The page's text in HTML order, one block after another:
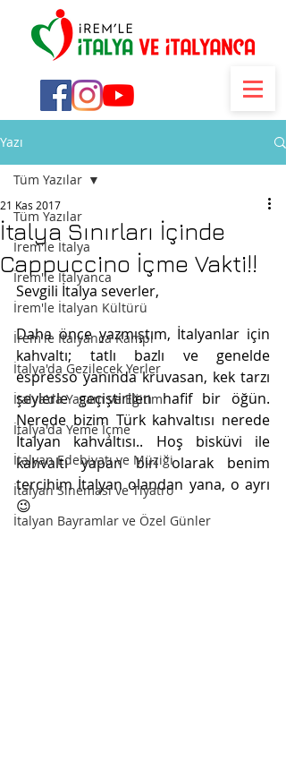
Yazı
Tüm Yazılar
İrem'le İtalya
İrem'le İtalyanca
İrem'le İtalyan Kültürü
İrem'le İtalyanca Kampı
İtalya'da Gezilecek Yerler
İtalya'da Yaşam ve Eğitim
İtalya'da Yeme İçme
İtalyan Edebiyatı ve Müziği
İtalyan Sineması ve Tiyatro
İtalyan Bayramlar ve Özel Günler
Tüm Yazılar
İtalya Sınırları İçinde
Cappuccino İçme Vakti!!
21 Kas 2017
Sevgili İtalya severler,
Daha önce yazmıştım, İtalyanlar için
kahvaltı; tatlı bazlı ve genelde
espresso yanında kruvasan, kek tarzı
şeylerle geçiştirilen hafif bir öğün.
Nerede bizim Türk kahvaltısı nerede
İtalyan kahvaltısı.. Hoş bisküvi ile
kahvaltı yapan biri olarak benim
tercihim İtalyan olandan yana, o ayrı
😉